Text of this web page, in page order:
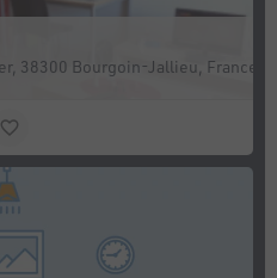
38300 Bourgoin-Jallieu, France